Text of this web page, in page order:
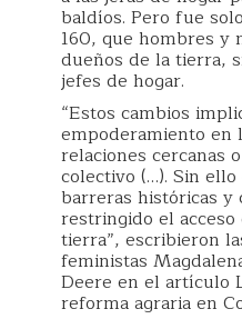
baldíos. Pero fue
160, que hombres y
dueños de la tierra,
jefes de hogar.
“Estos cambios
empoderamiento en
relaciones cercanas
colectivo (…). Sin
barreras históricas
restringido el
tierra”, escribieron
feministas
Deere en el artículo
reforma agraria en